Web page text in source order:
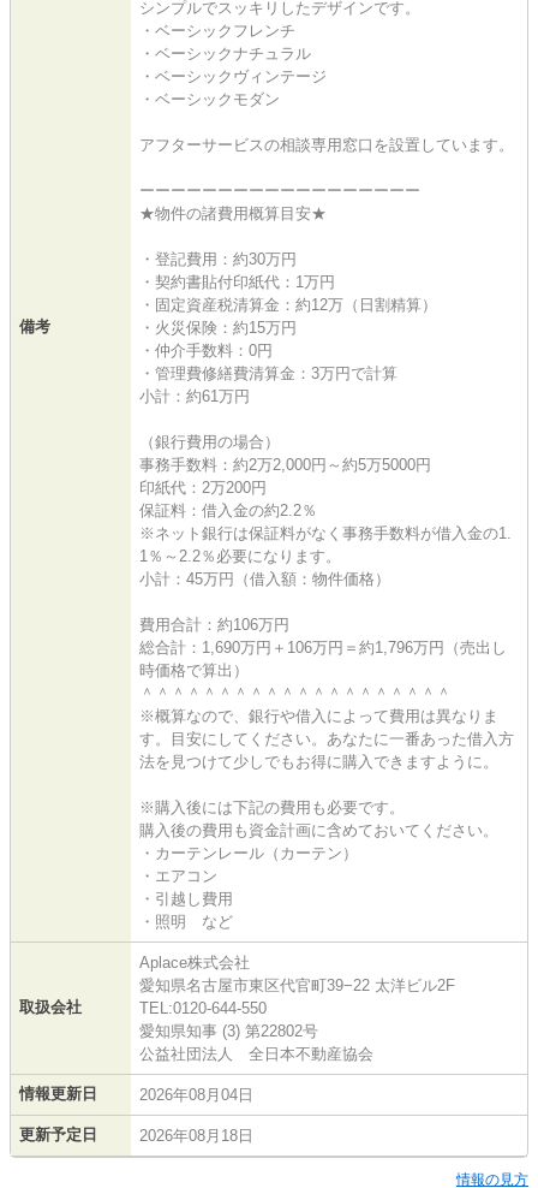
備考
シンプルでスッキリしたデザインです。
・ベーシックフレンチ
・ベーシックナチュラル
・ベーシックヴィンテージ
・ベーシックモダン
アフターサービスの相談専用窓口を設置しています。
ーーーーーーーーーーーーーーーーーー
★物件の諸費用概算目安★
・登記費用：約30万円
・契約書貼付印紙代：1万円
・固定資産税清算金：約12万（日割精算）
・火災保険：約15万円
・仲介手数料：0円
・管理費修繕費清算金：3万円で計算
小計：約61万円
（銀行費用の場合）
事務手数料：約2万2,000円～約5万5000円
印紙代：2万200円
保証料：借入金の約2.2％
※ネット銀行は保証料がなく事務手数料が借入金の1.
1％～2.2％必要になります。
小計：45万円（借入額：物件価格）
費用合計：約106万円
総合計：1,690万円＋106万円＝約1,796万円（売出し
時価格で算出）
＾＾＾＾＾＾＾＾＾＾＾＾＾＾＾＾＾＾＾＾
※概算なので、銀行や借入によって費用は異なりま
す。目安にしてください。あなたに一番あった借入方
法を見つけて少しでもお得に購入できますように。
※購入後には下記の費用も必要です。
購入後の費用も資金計画に含めておいてください。
・カーテンレール（カーテン）
・エアコン
・引越し費用
・照明 など
取扱会社
Aplace株式会社
愛知県名古屋市東区代官町39−22 太洋ビル2F
TEL:0120-644-550
愛知県知事 (3) 第22802号
公益社団法人 全日本不動産協会
情報更新日 2026年08月04日
更新予定日 2026年08月18日
情報の見方